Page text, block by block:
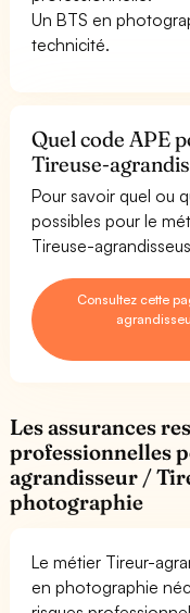
Un BTS en
technicité.
Quel code APE
Tireuse-
Pour savoir quel ou
possibles pour le
Tireuse-
Consultez cette
Les assurances
professionnelles
agrandisseur /
photographie
Le métier Tireur-
en photographie